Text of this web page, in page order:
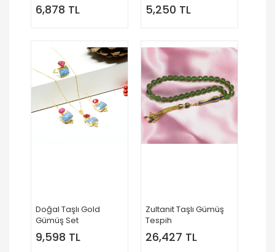
6,878 TL 5,250 TL
Doğal Taşlı Gold
Gümüş Set
9,598 TL
Zultanit Taşlı Gümüş
Tespih
26,427 TL